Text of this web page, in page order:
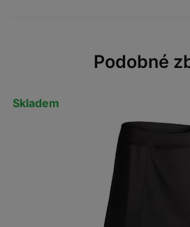
Podobné
Skladem